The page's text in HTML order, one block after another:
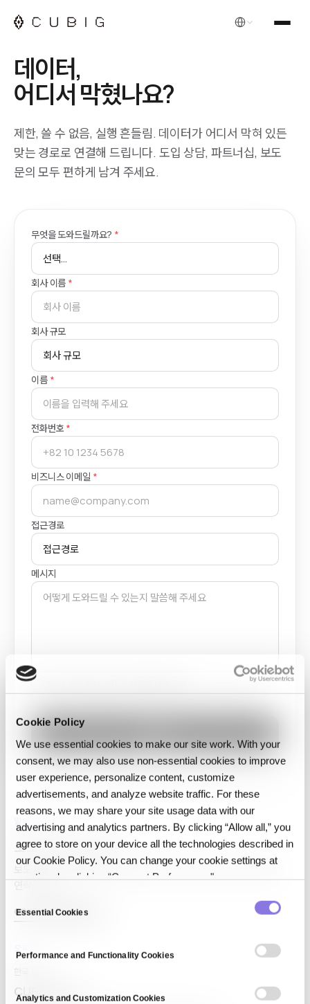
Cookie Policy
We use essential cookies to make our site work. With your
consent, we may also use non‑essential cookies to improve
user experience, personalize content, customize
advertisements, and analyze website traffic. For these
reasons, we may share your site usage data with our
advertising and analytics partners. By clicking “Allow all,” you
agree to store on your device all the technologies described in
our Cookie Policy. You can change your cookie settings at
any time by clicking “Consent Preferences."
Essential Cookies
Performance and Functionality Cookies
Analytics and Customization Cookies
한국어
데이터,
어디서 막혔나요?
제한, 쓸 수 없음, 실행 흔들림. 데이터가 어디서 막혀 있든
맞는 경로로 연결해 드립니다. 도입 상담, 파트너십, 보도
문의 모두 편하게 남겨 주세요.
무엇을 도와드릴까요? *
회사 이름 *
회사 규모
이름 *
전화번호 *
비즈니스 이메일 *
접근경로
메시지
(선택 사항) 마케팅 및 프로모션 커뮤니케이션 수신에 대한 동의
일반 문의
보도·미디어·리서치
보도·미디어, 리서치 협업, 또는 폼으로 다루지 않는 문의는 이메일로
연락 주세요.
contact@cubig.ai
CUBIG Corp